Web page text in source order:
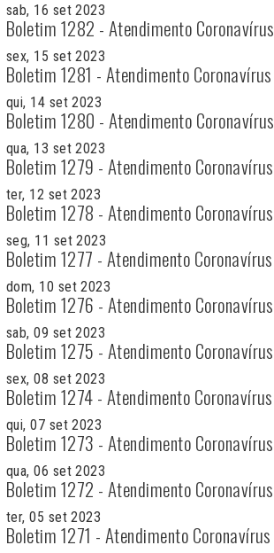
sab, 16 set 2023
Boletim 1282 - Atendimento Coronavírus
sex, 15 set 2023
Boletim 1281 - Atendimento Coronavírus
qui, 14 set 2023
Boletim 1280 - Atendimento Coronavírus
qua, 13 set 2023
Boletim 1279 - Atendimento Coronavírus
ter, 12 set 2023
Boletim 1278 - Atendimento Coronavírus
seg, 11 set 2023
Boletim 1277 - Atendimento Coronavírus
dom, 10 set 2023
Boletim 1276 - Atendimento Coronavírus
sab, 09 set 2023
Boletim 1275 - Atendimento Coronavírus
sex, 08 set 2023
Boletim 1274 - Atendimento Coronavírus
qui, 07 set 2023
Boletim 1273 - Atendimento Coronavírus
qua, 06 set 2023
Boletim 1272 - Atendimento Coronavírus
ter, 05 set 2023
Boletim 1271 - Atendimento Coronavírus